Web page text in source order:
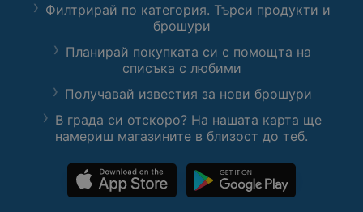
Филтрирай по категория. Търси продукти и
брошури
Планирай покупката си с помощта на
списъка с любими
Получавай известия за нови брошури
В града си отскоро? На нашата карта ще
намериш магазините в близост до теб.